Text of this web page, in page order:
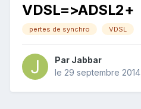
VDSL=>ADSL2+
pertes de synchro VDSL
Par Jabbar
le 29 septembre 2014